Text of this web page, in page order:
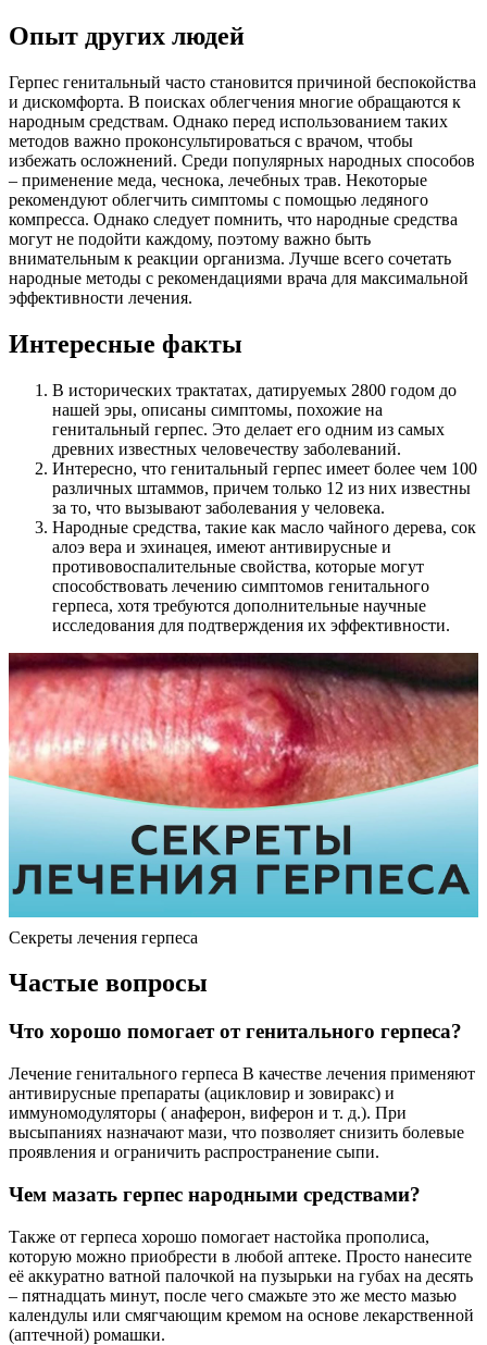
Опыт других людей
Герпес генитальный часто становится причиной беспокойства
и дискомфорта. В поисках облегчения многие обращаются к
народным средствам. Однако перед использованием таких
методов важно проконсультироваться с врачом, чтобы
избежать осложнений. Среди популярных народных способов
– применение меда, чеснока, лечебных трав. Некоторые
рекомендуют облегчить симптомы с помощью ледяного
компресса. Однако следует помнить, что народные средства
могут не подойти каждому, поэтому важно быть
внимательным к реакции организма. Лучше всего сочетать
народные методы с рекомендациями врача для максимальной
эффективности лечения.
Интересные факты
В исторических трактатах, датируемых 2800 годом до
нашей эры, описаны симптомы, похожие на
генитальный герпес. Это делает его одним из самых
древних известных человечеству заболеваний.
Интересно, что генитальный герпес имеет более чем 100
различных штаммов, причем только 12 из них известны
за то, что вызывают заболевания у человека.
Народные средства, такие как масло чайного дерева, сок
алоэ вера и эхинацея, имеют антивирусные и
противовоспалительные свойства, которые могут
способствовать лечению симптомов генитального
герпеса, хотя требуются дополнительные научные
исследования для подтверждения их эффективности.
Секреты лечения герпеса
Частые вопросы
Что хорошо помогает от генитального герпеса?
Лечение генитального герпеса В качестве лечения применяют
антивирусные препараты (ацикловир и зовиракс) и
иммуномодуляторы ( анаферон, виферон и т. д.). При
высыпаниях назначают мази, что позволяет снизить болевые
проявления и ограничить распространение сыпи.
Чем мазать герпес народными средствами?
Также от герпеса хорошо помогает настойка прополиса,
которую можно приобрести в любой аптеке. Просто нанесите
её аккуратно ватной палочкой на пузырьки на губах на десять
– пятнадцать минут, после чего смажьте это же место мазью
календулы или смягчающим кремом на основе лекарственной
(аптечной) ромашки.